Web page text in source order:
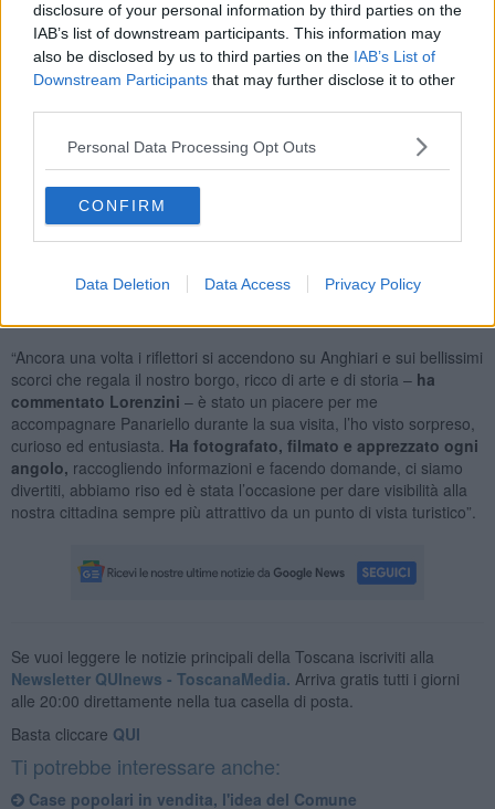
disclosure of your personal information by third parties on the
IAB’s list of downstream participants. This information may
also be disclosed by us to third parties on the IAB’s List of
Downstream Participants that may further disclose it to other
Personal Data Processing Opt Outs
CONFIRM
Data Deletion Data Access Privacy Policy
Da qui l’idea di dedicare un’intera giornata alla visita del
borgoaccompagnati dall’assessore Lorenzini. Panariello è dovuto
ripartire domenica mattina dispiaciuto per non essere rimasto allo
spettacolo serale di“Anghiari si accende”, con le mura, i vicoli e
sarà ripetuto il 26 dicembre.
autori aspettano di mangiare –
un video nel proprio profilo Instagram ufficiale, con il suo
classico slang toscano– siamo qua ad Anghiari, in un posto
prossimo spettacolo dal titolo ‘La favola mia’ che andrà in tutti i
“Ancora una volta i riflettori si accendono su Anghiari e sui bellissimi
scorci che regala il nostro borgo, ricco di arte e di storia – ha
commentato Lorenzini – è stato un piacere per me
accompagnare Panariello durante la sua visita, l’ho visto sorpreso,
curioso ed entusiasta. Ha fotografato, filmato e apprezzato ogni
angolo, raccogliendo informazioni e facendo domande, ci siamo
divertiti, abbiamo riso ed è stata l’occasione per dare visibilità alla
nostra cittadina sempre più attrattivo da un punto di vista turistico”.
Se vuoi leggere le notizie principali della Toscana iscriviti alla
Newsletter QUInews - ToscanaMedia. Arriva gratis tutti i giorni
alle 20:00 direttamente nella tua casella di posta.
Basta cliccare QUI
Ti potrebbe interessare anche:
Case popolari in vendita, l'idea del Comune